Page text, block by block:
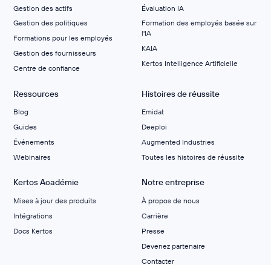
Gestion des actifs
Gestion des politiques
Formations pour les employés
Gestion des fournisseurs
Centre de confiance
Évaluation IA
Formation des employés basée sur
l'IA
KAIA
Kertos Intelligence Artificielle
Ressources
Blog
Guides
Événements
Webinaires
Histoires de réussite
Emidat
Deeploi
Augmented Industries
Toutes les histoires de réussite
Kertos Académie
Mises à jour des produits
Intégrations
Docs Kertos
Notre entreprise
À propos de nous
Carrière
Presse
Devenez partenaire
Contacter